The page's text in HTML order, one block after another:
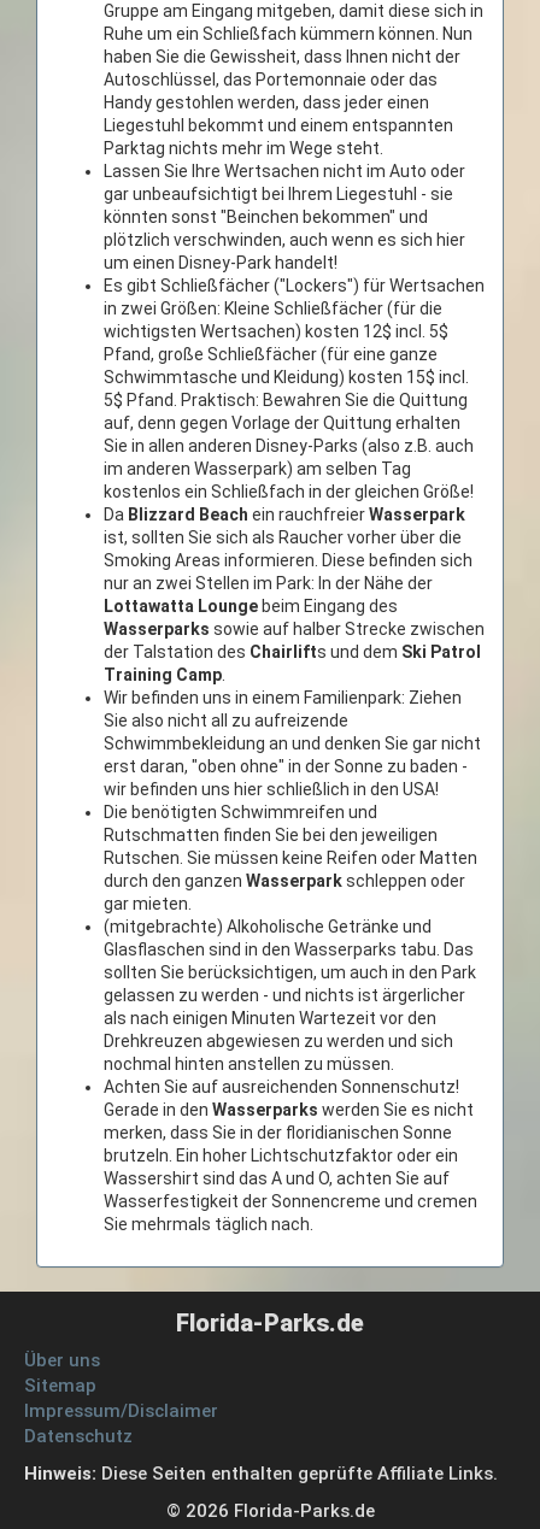
Gruppe am Eingang mitgeben, damit diese sich in
Ruhe um ein Schließfach kümmern können. Nun
haben Sie die Gewissheit, dass Ihnen nicht der
Autoschlüssel, das Portemonnaie oder das
Handy gestohlen werden, dass jeder einen
Liegestuhl bekommt und einem entspannten
Parktag nichts mehr im Wege steht.
Lassen Sie Ihre Wertsachen nicht im Auto oder
gar unbeaufsichtigt bei Ihrem Liegestuhl - sie
könnten sonst "Beinchen bekommen" und
plötzlich verschwinden, auch wenn es sich hier
um einen Disney-Park handelt!
Es gibt Schließfächer ("Lockers") für Wertsachen
in zwei Größen: Kleine Schließfächer (für die
wichtigsten Wertsachen) kosten 12$ incl. 5$
Pfand, große Schließfächer (für eine ganze
Schwimmtasche und Kleidung) kosten 15$ incl.
5$ Pfand. Praktisch: Bewahren Sie die Quittung
auf, denn gegen Vorlage der Quittung erhalten
Sie in allen anderen Disney-Parks (also z.B. auch
im anderen Wasserpark) am selben Tag
kostenlos ein Schließfach in der gleichen Größe!
Da Blizzard Beach ein rauchfreierWasserpark
ist, sollten Sie sich als Raucher vorher über die
Smoking Areas informieren. Diese befinden sich
nur an zwei Stellen im Park: In der Nähe der
Lottawatta Lounge beim Eingang des
Wasserparks sowie auf halber Strecke zwischen
der Talstation des Chairlifts und dem Ski Patrol
Training Camp
Wir befinden uns in einem Familienpark: Ziehen
Sie also nicht all zu aufreizende
Schwimmbekleidung an und denken Sie gar nicht
erst daran, "oben ohne" in der Sonne zu baden -
wir befinden uns hier schließlich in den USA!
Die benötigten Schwimmreifen und
Rutschmatten finden Sie bei den jeweiligen
Rutschen. Sie müssen keine Reifen oder Matten
durch den ganzen Wasserparkschleppen oder
gar mieten.
(mitgebrachte) Alkoholische Getränke und
Glasflaschen sind in den Wasserparks tabu. Das
sollten Sie berücksichtigen, um auch in den Park
gelassen zu werden - und nichts ist ärgerlicher
als nach einigen Minuten Wartezeit vor den
Drehkreuzen abgewiesen zu werden und sich
nochmal hinten anstellen zu müssen.
Achten Sie auf ausreichenden Sonnenschutz!
Gerade in den Wasserparks werden Sie es nicht
merken, dass Sie in der floridianischen Sonne
brutzeln. Ein hoher Lichtschutzfaktor oder ein
Wassershirt sind das A und O, achten Sie auf
Wasserfestigkeit der Sonnencreme und cremen
Sie mehrmals täglich nach.
Florida-Parks.de
Über uns
Sitemap
Impressum/Disclaimer
Datenschutz
Hinweis: Diese Seiten enthalten geprüfte Affiliate Links.
© 2026 Florida-Parks.de